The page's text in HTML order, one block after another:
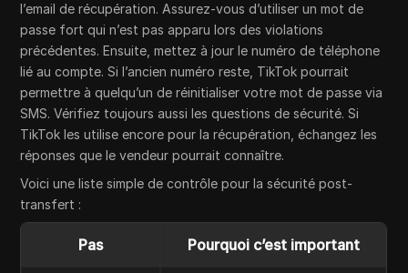
l’email de récupération. Assurez-vous d’utiliser un mot de
passe fort qui n’est pas apparu lors des violations
précédentes. Ensuite, mettez à jour le numéro de téléphone
lié au compte. Si l’ancien numéro reste, TikTok pourrait
permettre à quelqu’un de réinitialiser votre mot de passe via
SMS. Vérifiez toujours aussi les questions de sécurité. Si
TikTok les utilise encore pour la récupération, échangez les
réponses que le vendeur pourrait connaître.
Voici une liste simple de contrôle pour la sécurité post-
transfert :
Pas Pourquoi c’est important